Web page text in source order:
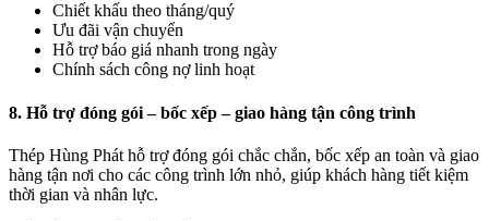
Chiết khấu theo tháng/quý
Ưu đãi vận chuyển
Hỗ trợ báo giá nhanh trong ngày
Chính sách công nợ linh hoạt
8. Hỗ trợ đóng gói – bốc xếp – giao hàng tận công trình
Thép Hùng Phát hỗ trợ đóng gói chắc chắn, bốc xếp an toàn và giao
hàng tận nơi cho các công trình lớn nhỏ, giúp khách hàng tiết kiệm
thời gian và nhân lực.